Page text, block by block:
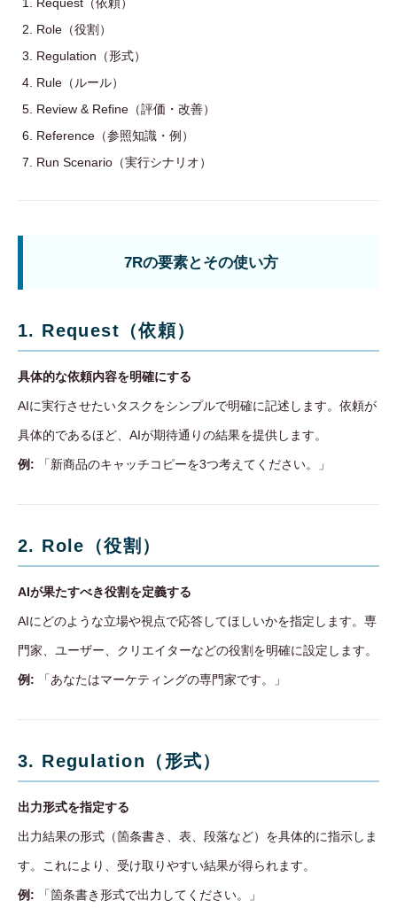
Role（役割）
Regulation（形式）
Rule（ルール）
Review & Refine（評価・改善）
Reference（参照知識・例）
Run Scenario（実行シナリオ）
7Rの要素とその使い方
1. Request（依頼）
具体的な依頼内容を明確にする
AIに実行させたいタスクをシンプルで明確に記述します。依頼が
具体的であるほど、AIが期待通りの結果を提供します。
例: 「新商品のキャッチコピーを3つ考えてください。」
2. Role（役割）
AIが果たすべき役割を定義する
AIにどのような立場や視点で応答してほしいかを指定します。専
門家、ユーザー、クリエイターなどの役割を明確に設定します。
例: 「あなたはマーケティングの専門家です。」
3. Regulation（形式）
出力形式を指定する
出力結果の形式（箇条書き、表、段落など）を具体的に指示しま
す。これにより、受け取りやすい結果が得られます。
例: 「箇条書き形式で出力してください。」